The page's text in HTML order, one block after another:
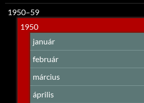
1950–59
1950
január
február
március
április